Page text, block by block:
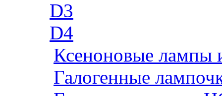
D3
D4
Ксеноновые лампы
Галогенные